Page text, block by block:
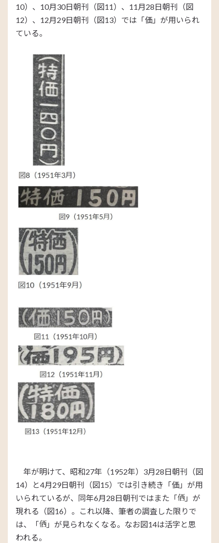
10）、10月30日朝刊（図11）、11月28日朝刊（図
12）、12月29日朝刊（図13）では「価」が用いられ
ている。
年が明けて、昭和27年（1952年）3月28日朝刊（図
14）と4月29日朝刊（図15）では引き続き「価」が用
いられているが、同年6月28日朝刊ではまた「
」が
現れる（図16）。これ以降、筆者の調査した限りで
は、「
」が見られなくなる。なお図14は活字と思
われる。